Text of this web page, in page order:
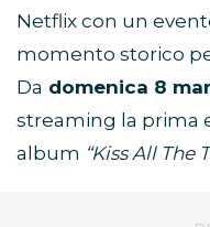
Netflix con un
momento storico
Da domenica 8
streaming la prima
album “Kiss All The